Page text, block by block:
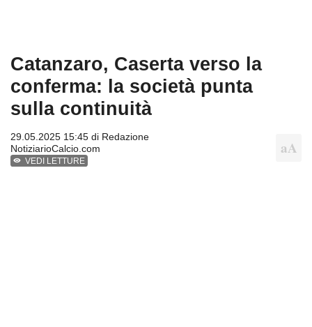
Catanzaro, Caserta verso la
conferma: la società punta
sulla continuità
29.05.2025 15:45 di Redazione
NotiziarioCalcio.com
VEDI LETTURE